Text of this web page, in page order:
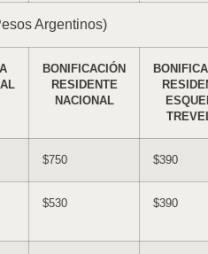
Argentinos)
BONIFICACIÓN
RESIDENTE
NACIONAL
$750 $390
$530 $390